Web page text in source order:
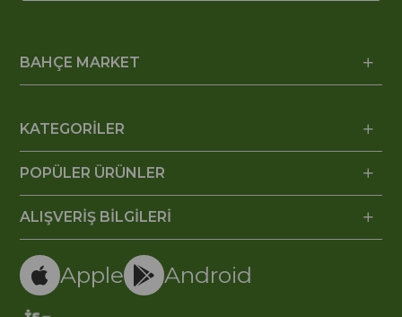
BAHÇE MARKET
KATEGORİLER
POPÜLER ÜRÜNLER
ALIŞVERİŞ BİLGİLERİ
Apple Android